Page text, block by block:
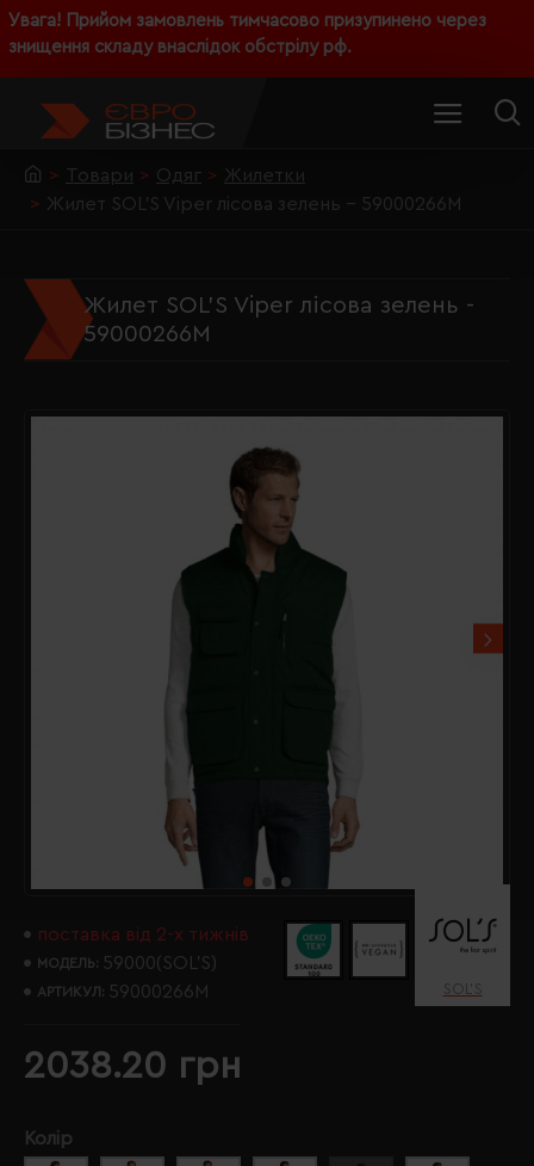
Увага! Прийом замовлень тимчасово призупинено через
знищення складу внаслідок обстрілу рф.
Товари Одяг
Жилетки
Жилет SOL'S Viper лісова зелень - 59000266M
Жилет SOL'S Viper лісова зелень -
59000266M
поставка від 2-х тижнів
МОДЕЛЬ: 59000(SOL’S)
АРТИКУЛ: 59000266M SOL’S
2038.20 грн
Колір